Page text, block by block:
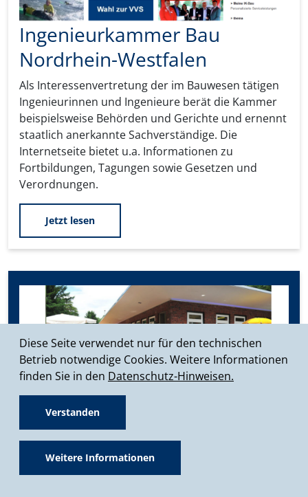
Diese Seite verwendet nur für den technischen
Betrieb notwendige Cookies. Weitere Informationen
finden Sie in den Datenschutz-Hinweisen.
Verstanden
Weitere Informationen
Ingenieurkammer Bau
Nordrhein-Westfalen
Als Interessenvertretung der im Bauwesen tätigen
Ingenieurinnen und Ingenieure berät die Kammer
beispielsweise Behörden und Gerichte und ernennt
staatlich anerkannte Sachverständige. Die
Internetseite bietet u.a. Informationen zu
Fortbildungen, Tagungen sowie Gesetzen und
Verordnungen.
Jetzt lesen
Initiative ergreifen -
Gemeinsam Stadt machen